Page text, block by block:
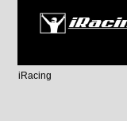
iRacing